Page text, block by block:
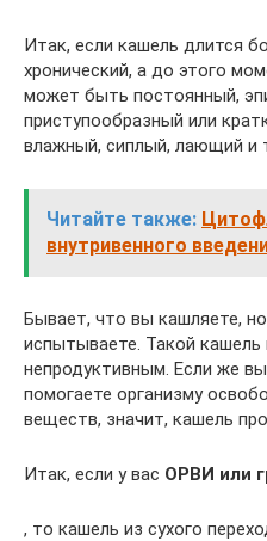
Итак, если кашель длится
хронический, а до этого
может быть постоянный,
приступообразный или
влажный, сиплый, лающий и
Читайте также:
внутривенного
Бывает, что вы кашляете,
испытываете. Такой кашель
непродуктивным. Если же
помогаете организму
веществ, значит, кашель
Итак, если у вас ОРВИ или
, то кашель из сухого